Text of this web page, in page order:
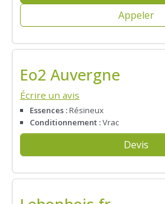
Appeler
Eo2 Auvergne
Écrire un avis
Essences :Résineux
Conditionnement :Vrac
Devis